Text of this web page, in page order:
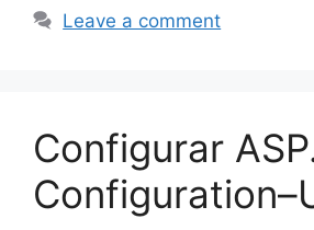
Leave a comment
Configurar